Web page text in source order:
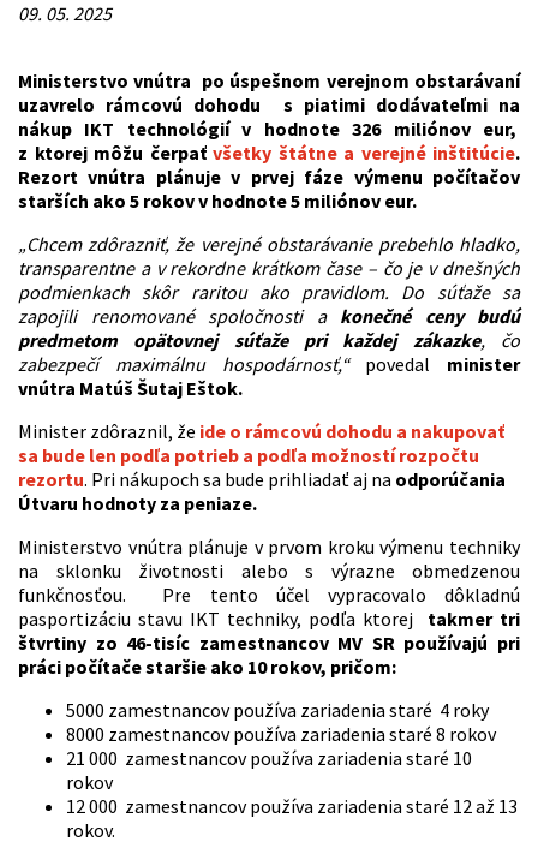
09. 05. 2025
Ministerstvo vnútra po úspešnom verejnom obstarávaní
uzavrelo rámcovú dohodu s piatimi dodávateľmi na
nákup IKT technológií v hodnote 326 miliónov eur,
z ktorej môžu čerpaťvšetky štátne a verejné inštitúcie.
Rezort vnútra plánuje v prvej fáze výmenu počítačov
starších ako 5 rokov v hodnote 5 miliónov eur.
„Chcem zdôrazniť, že verejné obstarávanie prebehlo hladko,
transparentne a v rekordne krátkom čase – čo je v dnešných
podmienkach skôr raritou ako pravidlom. Do súťaže sa
zapojili renomované spoločnosti a konečné ceny budú
predmetom opätovnej súťaže pri každej zákazke, čo
zabezpečí maximálnu hospodárnosť,“povedal minister
vnútra Matúš Šutaj Eštok.
Minister zdôraznil, že ide o rámcovú dohodu a nakupovať
sa bude len podľa potrieb a podľa možností rozpočtu
rezortu. Pri nákupoch sa bude prihliadať aj na odporúčania
Útvaru hodnoty za peniaze.
Ministerstvo vnútra plánuje v prvom kroku výmenu techniky
na sklonku životnosti alebo s výrazne obmedzenou
funkčnosťou. Pre tento účel vypracovalo dôkladnú
pasportizáciu stavu IKT techniky, podľa ktorej takmer tri
štvrtiny zo 46-tisíc zamestnancov MV SR používajú pri
práci počítače staršie ako 10 rokov, pričom:
5000 zamestnancov používa zariadenia staré 4 roky
8000 zamestnancov používa zariadenia staré 8 rokov
21 000 zamestnancov používa zariadenia staré 10
rokov
12 000 zamestnancov používa zariadenia staré 12 až 13
rokov.